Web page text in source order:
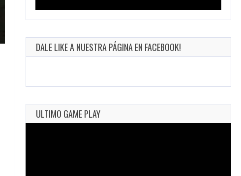
DALE LIKE A NUESTRA PÁGINA EN FACEBOOK!
ULTIMO GAME PLAY